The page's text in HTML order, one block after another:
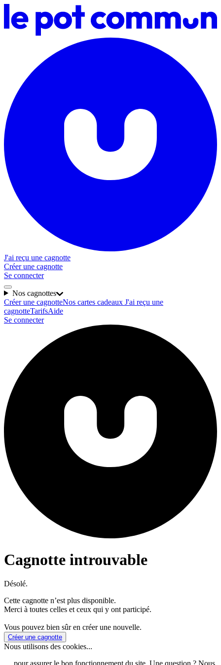
J'ai reçu une cagnotte
Créer une cagnotte
Se connecter
Nos cagnottes
Créer une cagnotteNos cartes cadeaux J'ai reçu une
cagnotteTarifsAide
Se connecter
Cagnotte introuvable
Désolé.
Cette cagnotte n’est plus disponible.
Merci à toutes celles et ceux qui y ont participé.
Vous pouvez bien sûr en créer une nouvelle.
Créer une cagnotte
Nous utilisons des cookies...